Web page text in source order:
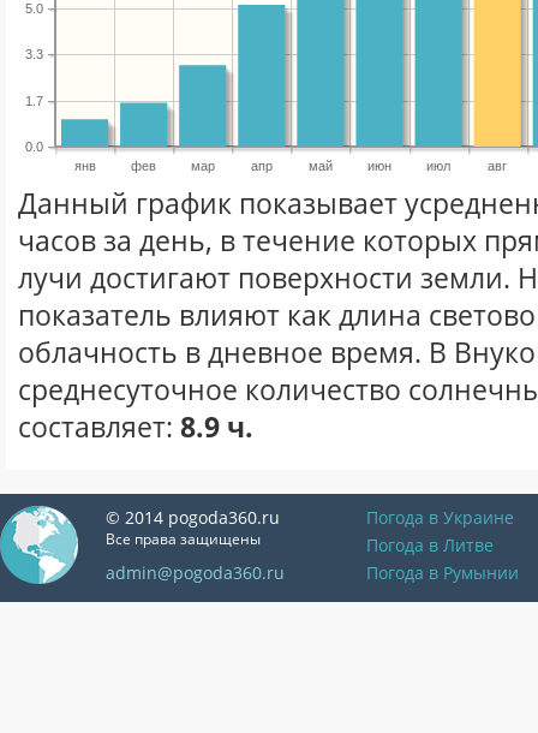
янв фев мар апр май июн июл авг
0.0
1.7
3.3
5.0
Данный график показывает
часов за день, в течение которых
лучи достигают поверхности земли.
показатель влияют как длина
облачность в дневное время. В
среднесуточное количество
составляет: 8.9 ч.
© 2014 pogoda360.ru
Все права защищены
admin@pogoda360.ru
Погода в Украине
Погода в Литве
Погода в Румынии